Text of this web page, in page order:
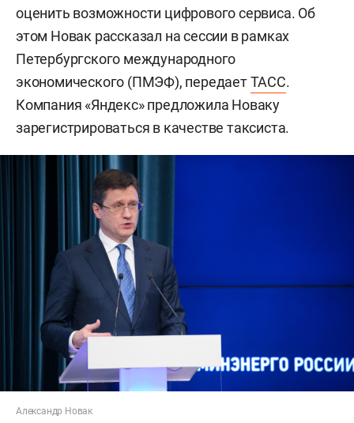
оценить возможности цифрового сервиса. Об
этом Новак рассказал на сессии в рамках
Петербургского международного
экономического (ПМЭФ), передаетТАСС.
Компания «Яндекс» предложила Новаку
зарегистрироваться в качестве таксиста.
Александр Новак